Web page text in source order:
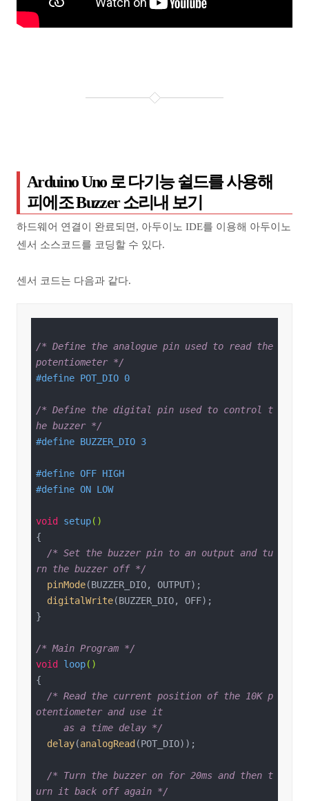
Arduino Uno 로 다기능 쉴드를 사용해
피에조 Buzzer 소리내 보기
하드웨어 연결이 완료되면, 아두이노 IDE를 이용해 아두이노
센서 소스코드를 코딩할 수 있다.
센서 코드는 다음과 같다.
/* Define the analogue pin used to read the
potentiometer */
#define POT_DIO 0
/* Define the digital pin used to control t
he buzzer */
#define BUZZER_DIO 3
#define OFF HIGH
#define ON LOW
void setup()
{
/* Set the buzzer pin to an output and tu
rn the buzzer off */
pinMode(BUZZER_DIO, OUTPUT);
digitalWrite(BUZZER_DIO, OFF);
}
/* Main Program */
void
loop()
{
/* Read the current position of the 10K p
otentiometer and use it
     as a time delay */
delay(analogRead (POT_DIO));
/* Turn the buzzer on for 20ms and then t
urn it back off again */